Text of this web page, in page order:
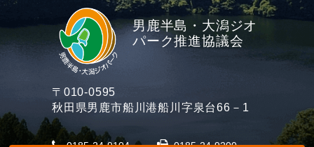
男鹿半島・大潟ジオ
パーク推進協議会
〒010-0595
秋田県男鹿市船川港船川字泉台66－1